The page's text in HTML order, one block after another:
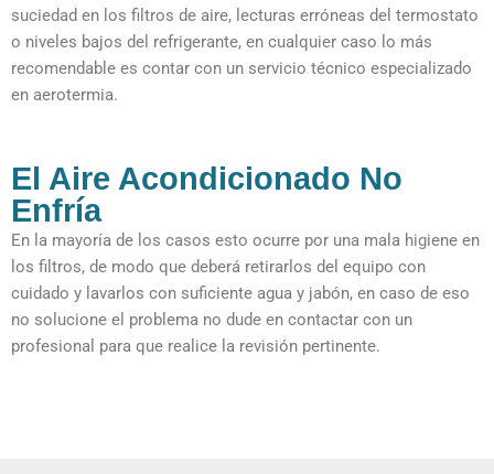
suciedad en los filtros de aire, lecturas erróneas del termostato
o niveles bajos del refrigerante, en cualquier caso lo más
recomendable es contar con un servicio técnico especializado
en aerotermia.
El Aire Acondicionado No
Enfría
En la mayoría de los casos esto ocurre por una mala higiene en
los filtros, de modo que deberá retirarlos del equipo con
cuidado y lavarlos con suficiente agua y jabón, en caso de eso
no solucione el problema no dude en contactar con un
profesional para que realice la revisión pertinente.